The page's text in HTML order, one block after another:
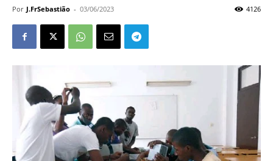
Por J.FrSebastião - 03/06/2023 4126